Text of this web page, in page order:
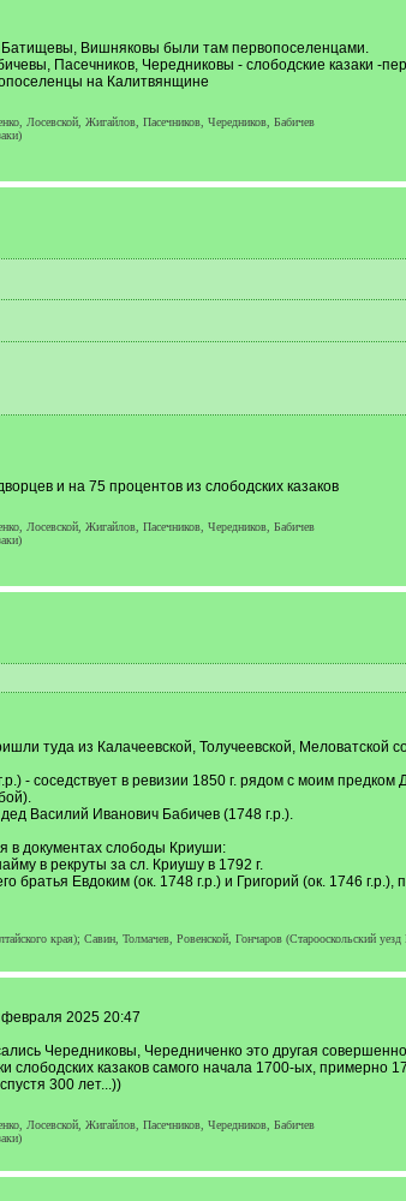
Вишняковы были там первопоселенцами.
Пасечников, Чередниковы - слободские казаки -
на Калитвянщине
Лосевской, Жигайлов, Пасечников, Чередников, Бабичев
и на 75 процентов из слободских казаков
Лосевской, Жигайлов, Пасечников, Чередников, Бабичев
туда из Калачеевской, Толучеевской, Меловатской
- соседствует в ревизии 1850 г. рядом с моим
Василий Иванович Бабичев (1748 г.р.).
в документах слободы Криуши:
в рекруты за сл. Криушу в 1792 г.
братья Евдоким (ок. 1748 г.р.) и Григорий (ок. 1746
края); Савин, Толмачев, Ровенской, Гончаров (Старооскольский
2025 20:47
Чередниковы, Чередниченко это другая
слободских казаков самого начала 1700-ых, примерно
300 лет...))
Лосевской, Жигайлов, Пасечников, Чередников, Бабичев